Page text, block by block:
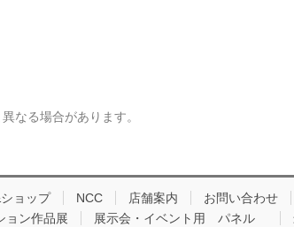
なる場合があります。
ョップ NCC 店舗案内 お問い合わせ
ョン作品展 展示会・イベント用 パネル